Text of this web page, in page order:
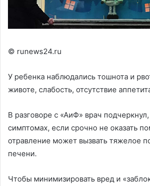
© runews24.ru
У ребенка наблюдались тошнота и
животе, слабость, отсутствие
В разговоре с «АиФ» врач
симптомах, если срочно не оказать
отравление может вызвать тяжелое
печени.
Чтобы минимизировать вред и